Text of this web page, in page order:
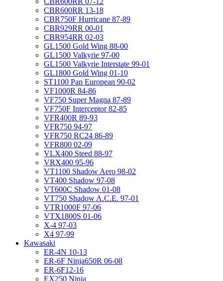
CBR600RR 13-18
CBR750F Hurricane 87-89
CBR929RR 00-01
CBR954RR 02-03
GL1500 Gold Wing 88-00
GL1500 Valkyrie 97-00
GL1500 Valkyrie Interstate 99-01
GL1800 Gold Wing 01-10
ST1100 Pan European 90-02
VF1000R 84-86
VF750 Super Magna 87-89
VF750F Interceptor 82-85
VFR400R 89-93
VFR750 94-97
VFR750 RC24 86-89
VFR800 02-09
VLX400 Steed 88-97
VRX400 95-96
VT1100 Shadow Aero 98-02
VT400 Shadow 97-08
VT600C Shadow 01-08
VT750 Shadow A.C.E. 97-01
VTR1000F 97-06
VTX1800S 01-06
X-4 97-03
X4 97-99
Kawasaki
ER-4N 10-13
ER-6F Ninja650R 06-08
ER-6F12-16
EX250 Ninja